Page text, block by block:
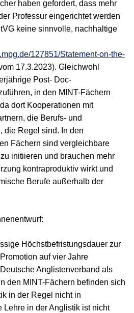
haben gefordert, dass mehr
Professur eingerichtet werden
keine sinnvolle, nachhaltige
127851/Statement-on-the-
17.3.2023). Gleichwohl
Post- Doc-
in den MINT-Fächern
dort Kooperationen mit
die Berufs- und
die Regel sind. In den
Fächern sind vergleichbare
initiieren und brauchen mehr
kontraproduktiv wirkt und
Berufe außerhalb der
Höchstbefristungsdauer zur
auf vier Jahre
Anglistenverband als
den MINT-Fächern befinden sich
in der Regel nicht in
Lehre in der Anglistik ist nicht